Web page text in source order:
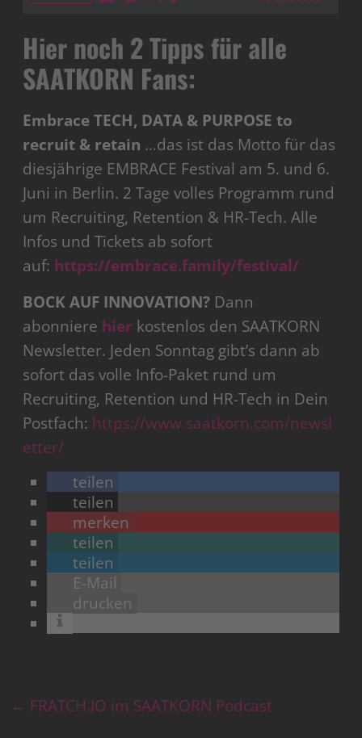
Hier noch 2 Tipps für alle
SAATKORN Fans:
Embrace TECH, DATA & PURPOSE to
recruit & retain …das ist das Motto für das
diesjährige EMBRACE Festival am 5. und 6.
Juni in Berlin. 2 Tage volles Programm rund
um Recruiting, Retention & HR-Tech. Alle
Infos und Tickets ab sofort
auf: https://embrace.family/festival/
BOCK AUF INNOVATION? Dann
abonniere hier kostenlos den SAATKORN
Newsletter. Jeden Sonntag gibt’s dann ab
sofort das volle Info-Paket rund um
Recruiting, Retention und HR-Tech in Dein
Postfach: https://www.saatkorn.com/newsl
etter/
teilen
teilen
merken
teilen
teilen
E-Mail
drucken
← FRATCH.IO im SAATKORN Podcast